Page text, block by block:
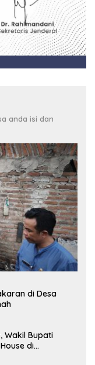
anda isi dan
di Desa
Wakil Bupati
di